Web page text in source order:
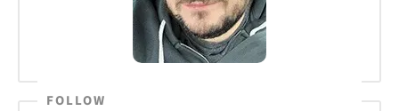
FOLLOW